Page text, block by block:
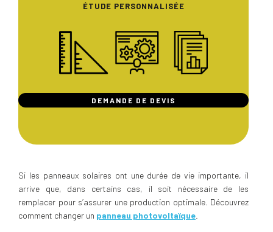
ÉTUDE PERSONNALISÉE
DEMANDE DE DEVIS
Si les panneaux solaires ont une durée de vie importante, il
arrive que, dans certains cas, il soit nécessaire de les
remplacer pour s’assurer une production optimale. Découvrez
comment changer un panneau photovoltaïque